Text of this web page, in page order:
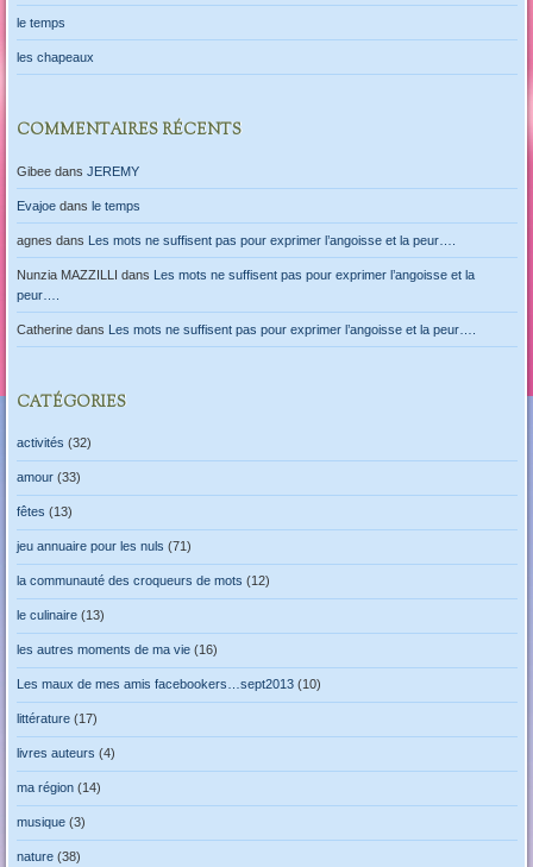
le temps
les chapeaux
COMMENTAIRES RÉCENTS
Gibeedans JEREMY
Evajoedans le temps
agnes dans Les mots ne suffisent pas pour exprimer l’angoisse et la peur….
Nunzia MAZZILLI dans Les mots ne suffisent pas pour exprimer l’angoisse et la
peur….
Catherinedans Les mots ne suffisent pas pour exprimer l’angoisse et la peur….
CATÉGORIES
activités (32)
amour(33)
fêtes (13)
jeu annuaire pour les nuls (71)
la communauté des croqueurs de mots (12)
le culinaire(13)
les autres moments de ma vie(16)
Les maux de mes amis facebookers…sept2013(10)
littérature(17)
livres auteurs (4)
ma région(14)
musique(3)
nature(38)